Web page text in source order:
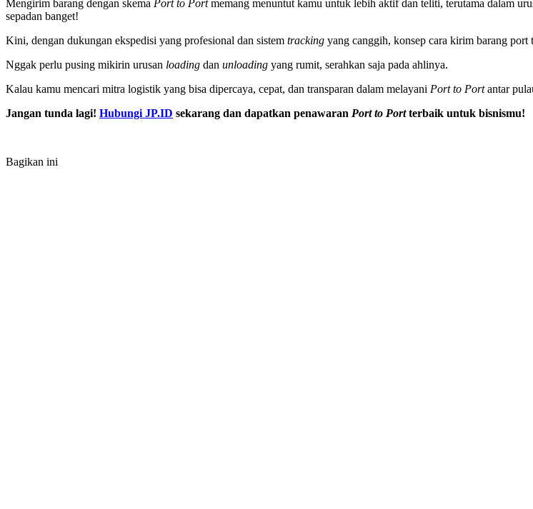
Mengirim barang dengan skema Port to Portmemang menuntut kamu untuk lebih aktif dan teliti, terutama dalam
sepadan banget!
Kini, dengan dukungan ekspedisi yang profesional dan sistem tracking yang canggih, konsep cara kirim barang
Nggak perlu pusing mikirin urusan loading dan unloading yang rumit, serahkan saja pada ahlinya.
Kalau kamu mencari mitra logistik yang bisa dipercaya, cepat, dan transparan dalam melayani Port to Portantar
Jangan tunda lagi! Hubungi JP.ID sekarang dan dapatkan penawaran Port to Portterbaik untuk bisnismu!
Bagikan ini